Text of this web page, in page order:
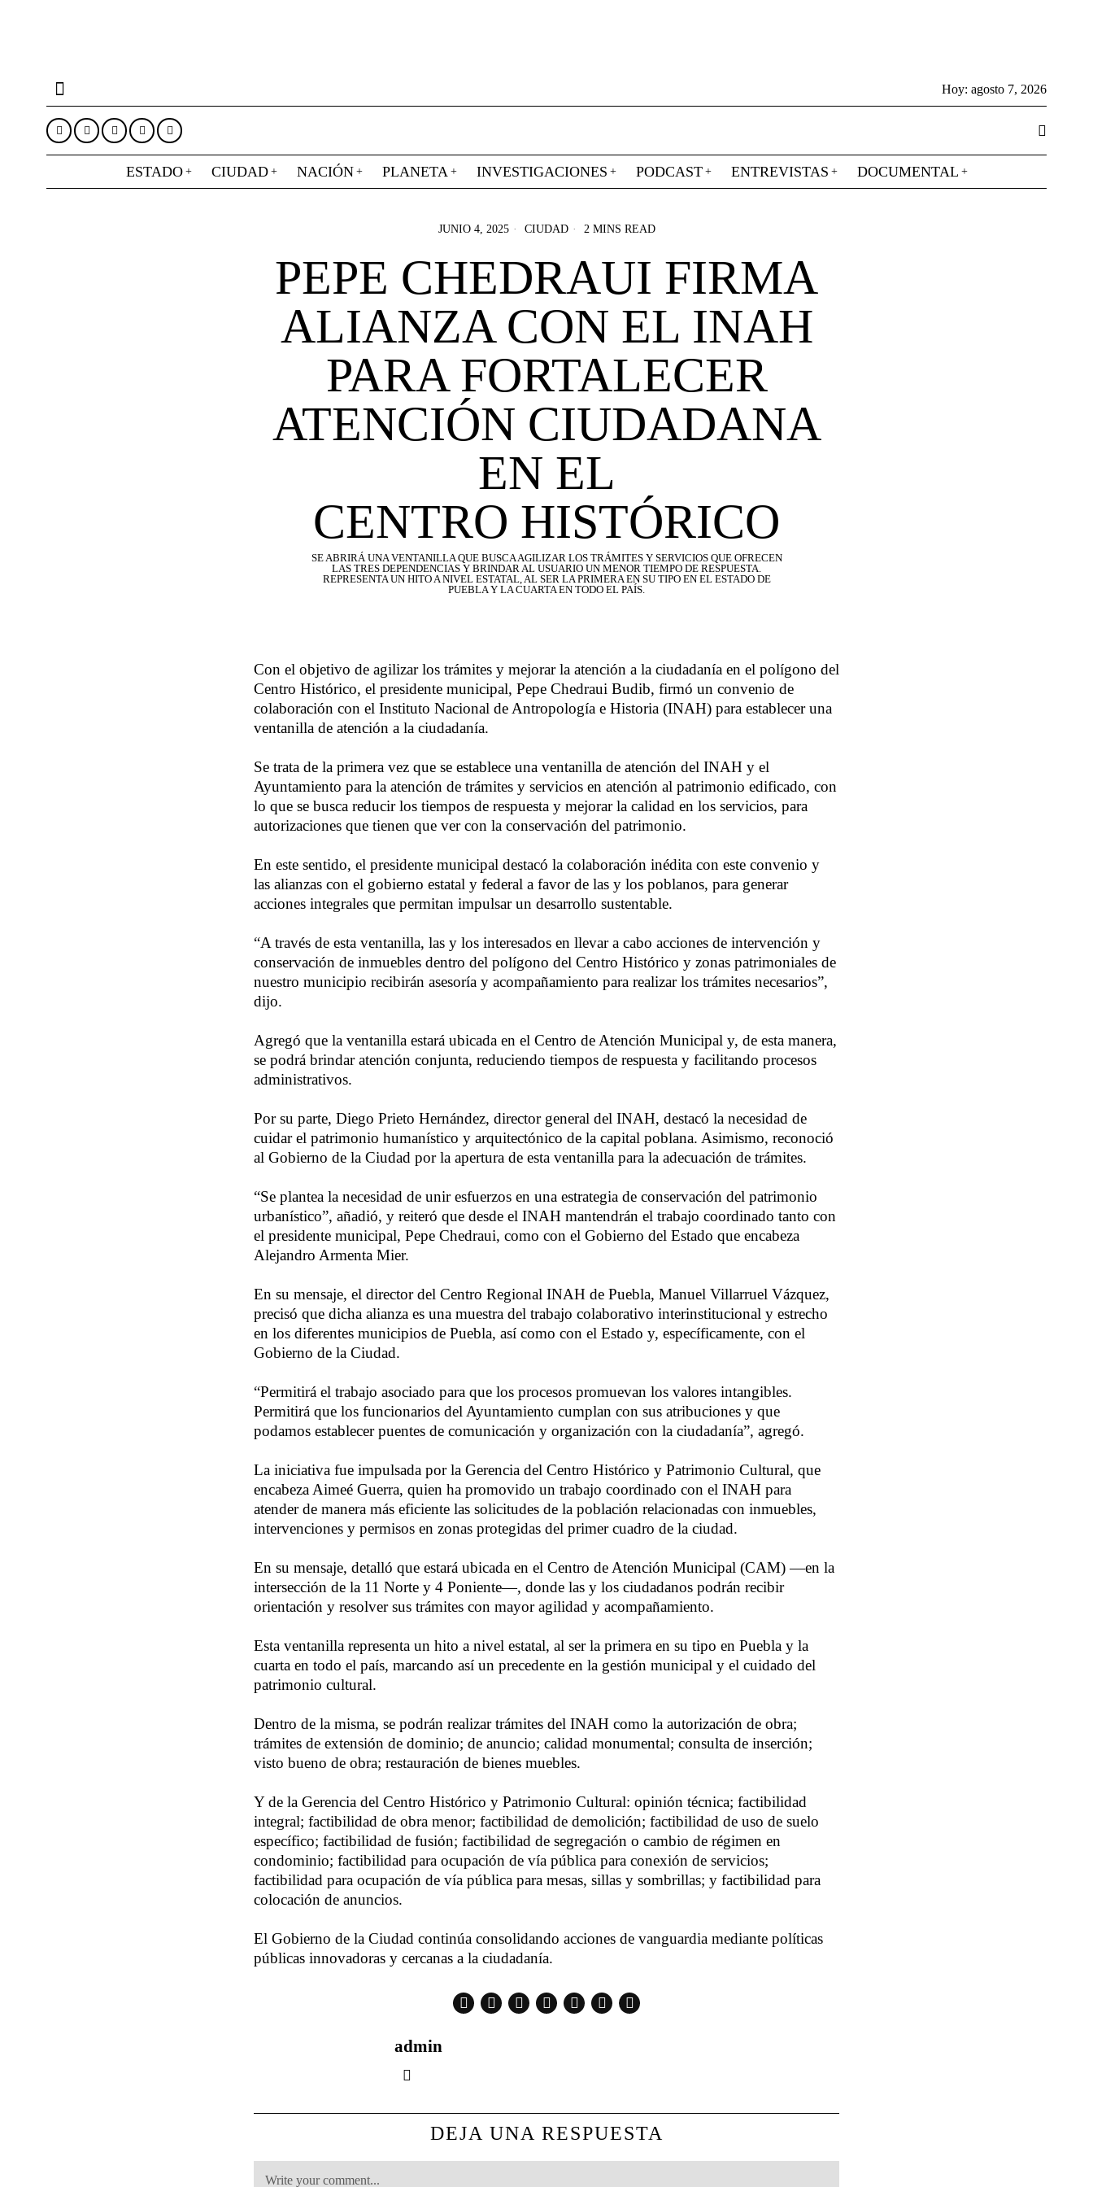
Hoy: agosto 7, 2026
ESTADO CIUDAD NACIÓN PLANETA INVESTIGACIONES PODCAST ENTREVISTAS DOCUMENTAL
JUNIO 4, 2025 CIUDAD 2 MINS READ
PEPE CHEDRAUI FIRMA
ALIANZA CON EL INAH
PARA FORTALECER
ATENCIÓN CIUDADANA
EN EL
CENTRO HISTÓRICO
SE ABRIRÁ UNA VENTANILLA QUE BUSCA AGILIZAR LOS TRÁMITES Y SERVICIOS QUE OFRECEN
LAS TRES DEPENDENCIAS Y BRINDAR AL USUARIO UN MENOR TIEMPO DE RESPUESTA.
REPRESENTA UN HITO A NIVEL ESTATAL, AL SER LA PRIMERA EN SU TIPO EN EL ESTADO DE
PUEBLA Y LA CUARTA EN TODO EL PAÍS.
Con el objetivo de agilizar los trámites y mejorar la atención a la ciudadanía en el polígono del
Centro Histórico, el presidente municipal, Pepe Chedraui Budib, firmó un convenio de
colaboración con el Instituto Nacional de Antropología e Historia (INAH) para establecer una
ventanilla de atención a la ciudadanía.
Se trata de la primera vez que se establece una ventanilla de atención del INAH y el
Ayuntamiento para la atención de trámites y servicios en atención al patrimonio edificado, con
lo que se busca reducir los tiempos de respuesta y mejorar la calidad en los servicios, para
autorizaciones que tienen que ver con la conservación del patrimonio.
En este sentido, el presidente municipal destacó la colaboración inédita con este convenio y
las alianzas con el gobierno estatal y federal a favor de las y los poblanos, para generar
acciones integrales que permitan impulsar un desarrollo sustentable.
“A través de esta ventanilla, las y los interesados en llevar a cabo acciones de intervención y
conservación de inmuebles dentro del polígono del Centro Histórico y zonas patrimoniales de
nuestro municipio recibirán asesoría y acompañamiento para realizar los trámites necesarios”,
dijo.
Agregó que la ventanilla estará ubicada en el Centro de Atención Municipal y, de esta manera,
se podrá brindar atención conjunta, reduciendo tiempos de respuesta y facilitando procesos
administrativos.
Por su parte, Diego Prieto Hernández, director general del INAH, destacó la necesidad de
cuidar el patrimonio humanístico y arquitectónico de la capital poblana. Asimismo, reconoció
al Gobierno de la Ciudad por la apertura de esta ventanilla para la adecuación de trámites.
“Se plantea la necesidad de unir esfuerzos en una estrategia de conservación del patrimonio
urbanístico”, añadió, y reiteró que desde el INAH mantendrán el trabajo coordinado tanto con
el presidente municipal, Pepe Chedraui, como con el Gobierno del Estado que encabeza
Alejandro Armenta Mier.
En su mensaje, el director del Centro Regional INAH de Puebla, Manuel Villarruel Vázquez,
precisó que dicha alianza es una muestra del trabajo colaborativo interinstitucional y estrecho
en los diferentes municipios de Puebla, así como con el Estado y, específicamente, con el
Gobierno de la Ciudad.
“Permitirá el trabajo asociado para que los procesos promuevan los valores intangibles.
Permitirá que los funcionarios del Ayuntamiento cumplan con sus atribuciones y que
podamos establecer puentes de comunicación y organización con la ciudadanía”, agregó.
La iniciativa fue impulsada por la Gerencia del Centro Histórico y Patrimonio Cultural, que
encabeza Aimeé Guerra, quien ha promovido un trabajo coordinado con el INAH para
atender de manera más eficiente las solicitudes de la población relacionadas con inmuebles,
intervenciones y permisos en zonas protegidas del primer cuadro de la ciudad.
En su mensaje, detalló que estará ubicada en el Centro de Atención Municipal (CAM) —en la
intersección de la 11 Norte y 4 Poniente—, donde las y los ciudadanos podrán recibir
orientación y resolver sus trámites con mayor agilidad y acompañamiento.
Esta ventanilla representa un hito a nivel estatal, al ser la primera en su tipo en Puebla y la
cuarta en todo el país, marcando así un precedente en la gestión municipal y el cuidado del
patrimonio cultural.
Dentro de la misma, se podrán realizar trámites del INAH como la autorización de obra;
trámites de extensión de dominio; de anuncio; calidad monumental; consulta de inserción;
visto bueno de obra; restauración de bienes muebles.
Y de la Gerencia del Centro Histórico y Patrimonio Cultural: opinión técnica; factibilidad
integral; factibilidad de obra menor; factibilidad de demolición; factibilidad de uso de suelo
específico; factibilidad de fusión; factibilidad de segregación o cambio de régimen en
condominio; factibilidad para ocupación de vía pública para conexión de servicios;
factibilidad para ocupación de vía pública para mesas, sillas y sombrillas; y factibilidad para
colocación de anuncios.
El Gobierno de la Ciudad continúa consolidando acciones de vanguardia mediante políticas
públicas innovadoras y cercanas a la ciudadanía.
admin
DEJA UNA RESPUESTA